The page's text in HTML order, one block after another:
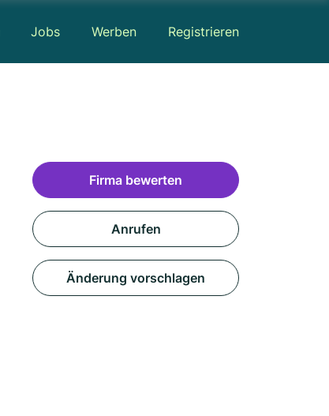
Jobs Werben Registrieren
Firma bewerten
Anrufen
Änderung vorschlagen